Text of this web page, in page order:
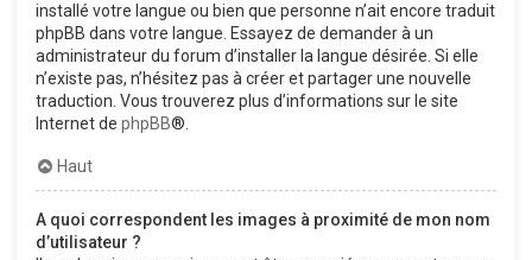
installé votre langue ou bien que personne n’ait encore traduit
phpBB dans votre langue. Essayez de demander à un
administrateur du forum d’installer la langue désirée. Si elle
n’existe pas, n’hésitez pas à créer et partager une nouvelle
traduction. Vous trouverez plus d’informations sur le site
Internet de phpBB®.
Haut
A quoi correspondent les images à proximité de mon nom
d’utilisateur ?